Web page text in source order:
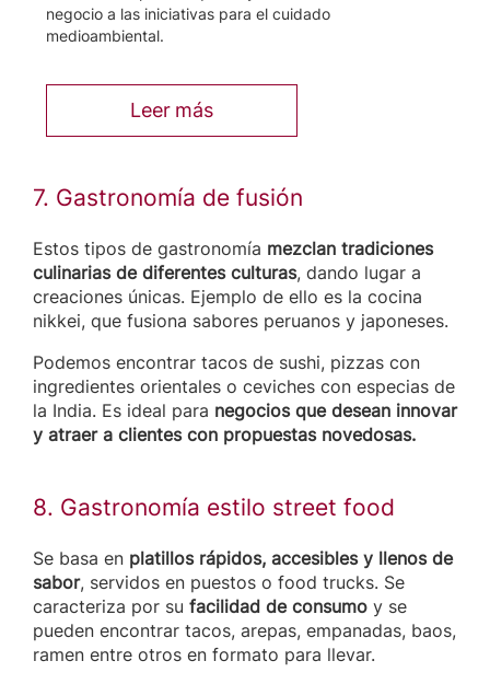
negocio a las iniciativas para el cuidado
medioambiental.
Leer más
7. Gastronomía de fusión
Estos tipos de gastronomía mezclan tradiciones
culinarias de diferentes culturas, dando lugar a
creaciones únicas. Ejemplo de ello es la cocina
nikkei, que fusiona sabores peruanos y japoneses.
Podemos encontrar tacos de sushi, pizzas con
ingredientes orientales o ceviches con especias de
la India. Es ideal para negocios que desean innovar
y atraer a clientes con propuestas novedosas.
8. Gastronomía estilo street food
Se basa en platillos rápidos, accesibles y llenos de
sabor, servidos en puestos o food trucks. Se
caracteriza por su facilidad de consumo y se
pueden encontrar tacos, arepas, empanadas, baos,
ramen entre otros en formato para llevar.